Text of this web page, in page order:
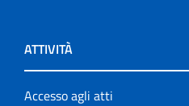
ATTIVITÀ
Accesso agli atti